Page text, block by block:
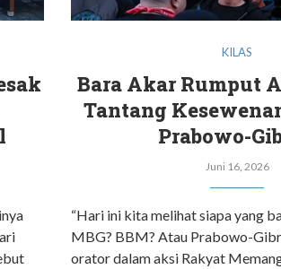
KILAS
Bara Akar Rumput
Tantang
Prabowo-
Juni 16, 2026
“Hari ini kita melihat siapa yang
MBG? BBM? Atau Prabowo-
orator dalam aksi Rakyat